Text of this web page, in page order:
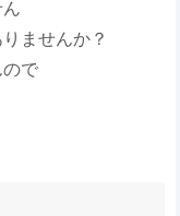
ませんか？
で